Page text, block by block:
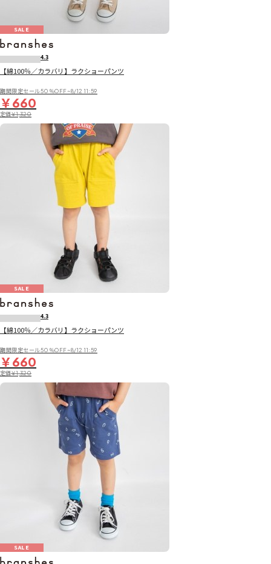
SALE
4.3
【綿100％／カラバリ】ラクショーパンツ
期間限定セール50％OFF~8/12 11:59
￥660
定価￥1,320
SALE
4.3
【綿100％／カラバリ】ラクショーパンツ
期間限定セール50％OFF~8/12 11:59
￥660
定価￥1,320
SALE